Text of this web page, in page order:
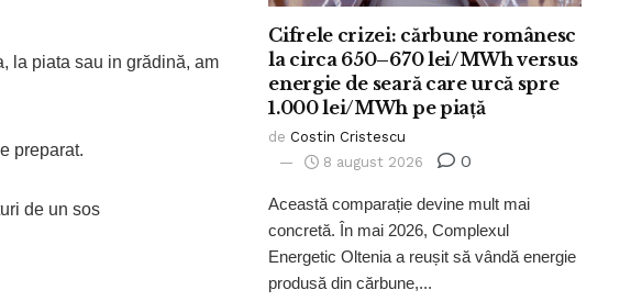
la piata sau in grădină, am
preparat.
de un sos
Cifrele crizei: cărbune românesc
la circa 650–670 lei/MWh versus
energie de seară care urcă spre
1.000 lei/MWh pe piață
de Costin Cristescu
8 august 2026
0
Această comparație devine mult mai
concretă. În mai 2026, Complexul
Energetic Oltenia a reușit să vândă energie
produsă din cărbune,...